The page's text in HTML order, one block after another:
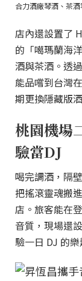
合力酒廠琴酒、茶
店內還設置了
的「噶瑪蘭海
酒與茶酒。透
能品嚐到台灣
期更換隱藏版
桃園機場
驗當DJ
喝完調酒，隔
把搖滾靈魂搬
店。旅客能在
音質，現場還
驗一日 DJ 的